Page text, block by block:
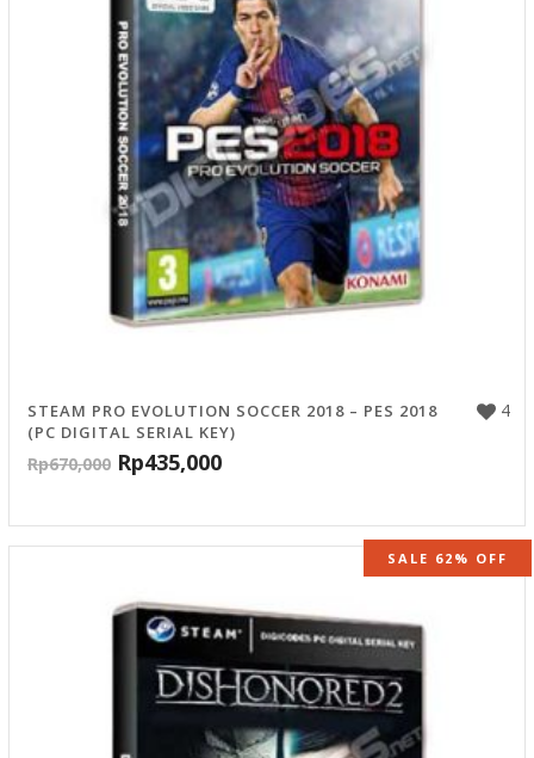
4
STEAM PRO EVOLUTION SOCCER 2018 – PES 2018
(PC DIGITAL SERIAL KEY)
Rp670,000 Rp435,000
SALE 62% OFF